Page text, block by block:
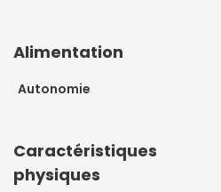
Alimentation
Autonomie
Caractéristiques
physiques